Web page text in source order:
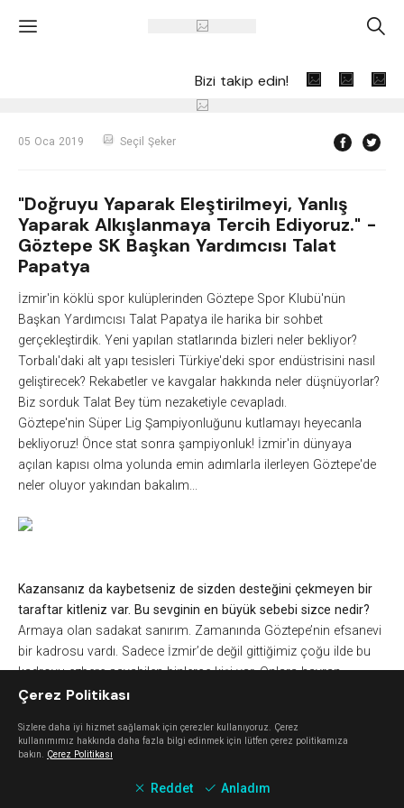
' A
Bizi takip edin!
05 Oca 2019 Seçil Şeker
"Doğruyu Yaparak Eleştirilmeyi, Yanlış
Yaparak Alkışlanmaya Tercih Ediyoruz." -
Göztepe SK Başkan Yardımcısı Talat
Papatya
İzmir'in köklü spor kulüplerinden Göztepe Spor Klubü'nün
Başkan Yardımcısı Talat Papatya ile harika bir sohbet
gerçekleştirdik. Yeni yapılan statlarında bizleri neler bekliyor?
Torbalı'daki alt yapı tesisleri Türkiye'deki spor endüstrisini nasıl
geliştirecek? Rekabetler ve kavgalar hakkında neler düşnüyorlar?
Biz sorduk Talat Bey tüm nezaketiyle cevapladı.
Göztepe'nin Süper Lig Şampiyonluğunu kutlamayı heyecanla
bekliyoruz! Önce stat sonra şampiyonluk! İzmir'in dünyaya
açılan kapısı olma yolunda emin adımlarla ilerleyen Göztepe'de
neler oluyor yakından bakalım...
Kazansanız da kaybetseniz de sizden desteğini çekmeyen bir
taraftar kitleniz var. Bu sevginin en büyük sebebi sizce nedir?
Armaya olan sadakat sanırım. Zamanında Göztepe’nin efsanevi
bir kadrosu vardı. Sadece İzmir’de değil gittiğimiz çoğu ilde bu
kadroyu ezbere sayabilen binlerce kişi var. Onlara hayran
olmamak mümkün değil.
başarıyı yakalayacağımızadair derin bir inanç var. Göztepe’yi
sadece bir semt takımı olarak görmek yanlış olur.
Çerez Politikası
Sizlere daha iyi hizmet sağlamak için çerezler kullanıyoruz. Çerez
kullanımımız hakkında daha fazla bilgi edinmek için lütfen çerez politikamıza
bakın. Çerez Politikası
Reddet Anladım